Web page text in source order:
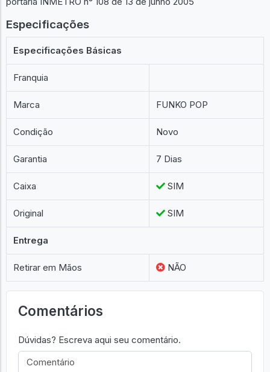
Especificações
Especificações Básicas
Franquia
Marca FUNKO POP
Condição Novo
Garantia 7 Dias
Caixa SIM
Original SIM
Entrega
Retirar em Mãos NÃO
Comentários
Dúvidas? Escreva aqui seu comentário.